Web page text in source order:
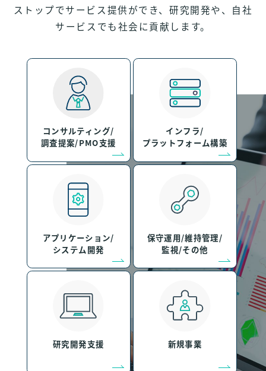
ストップでサービス提供ができ、 研究開発や、自社
サービスでも社会に貢献します。
コンサルティング/
調査提案/PMO支援
インフラ/
プラットフォーム構築
アプリケーション/
システム開発
保守運用/維持管理/
監視/その他
研究開発支援 新規事業